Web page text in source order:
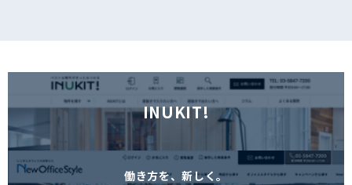
INUKIT!
働き方を、新しく。